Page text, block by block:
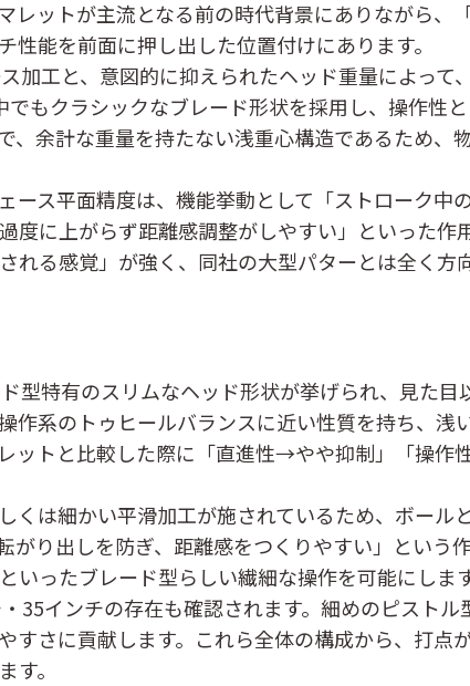
レットが主流となる前の時代背景にありながら
能を前面に押し出した位置付けにあります。
加工と、意図的に抑えられたヘッド重量によっ
もクラシックなブレード形状を採用し、操作性
、余計な重量を持たない浅重心構造であるため
ース平面精度は、機能挙動として「ストローク中
度に上がらず距離感調整がしやすい」といった作
れる感覚」が強く、同社の大型パターとは全く
型特有のスリムなヘッド形状が挙げられ、見た
作系のトゥヒールバランスに近い性質を持ち、浅
ットと比較した際に「直進性→やや抑制」「操
くは細かい平滑加工が施されているため、ボー
がり出しを防ぎ、距離感をつくりやすい」という
ったブレード型らしい繊細な操作を可能にします
35インチの存在も確認されます。細めのピスト
すさに貢献します。これら全体の構成から、打点
す。